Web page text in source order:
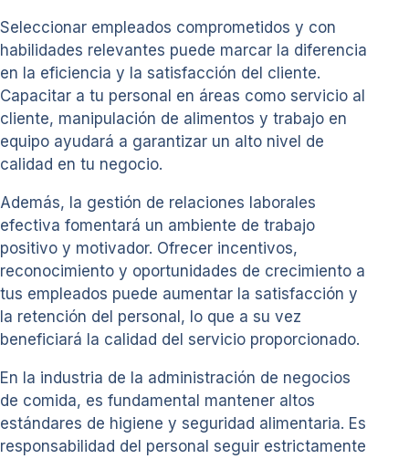
Seleccionar empleados comprometidos y con
habilidades relevantes puede marcar la diferencia
en la eficiencia y la satisfacción del cliente.
Capacitar a tu personal en áreas como servicio al
cliente, manipulación de alimentos y trabajo en
equipo ayudará a garantizar un alto nivel de
calidad en tu negocio.
Además, la gestión de relaciones laborales
efectiva fomentará un ambiente de trabajo
positivo y motivador. Ofrecer incentivos,
reconocimiento y oportunidades de crecimiento a
tus empleados puede aumentar la satisfacción y
la retención del personal, lo que a su vez
beneficiará la calidad del servicio proporcionado.
En la industria de la administración de negocios
de comida, es fundamental mantener altos
estándares de higiene y seguridad alimentaria. Es
responsabilidad del personal seguir estrictamente